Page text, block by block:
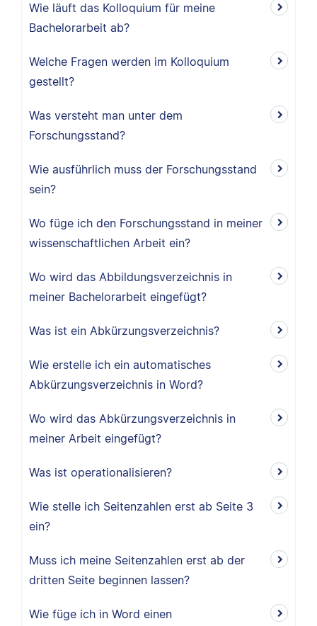
Wie läuft das Kolloquium für meine
Bachelorarbeit ab?
Welche Fragen werden im Kolloquium
gestellt?
Was versteht man unter dem
Forschungsstand?
Wie ausführlich muss der Forschungsstand
sein?
Wo füge ich den Forschungsstand in meiner
wissenschaftlichen Arbeit ein?
Wo wird das Abbildungsverzeichnis in
meiner Bachelorarbeit eingefügt?
Was ist ein Abkürzungsverzeichnis?
Wie erstelle ich ein automatisches
Abkürzungsverzeichnis in Word?
Wo wird das Abkürzungsverzeichnis in
meiner Arbeit eingefügt?
Was ist operationalisieren?
Wie stelle ich Seitenzahlen erst ab Seite 3
ein?
Muss ich meine Seitenzahlen erst ab der
dritten Seite beginnen lassen?
Wie füge ich in Word einen